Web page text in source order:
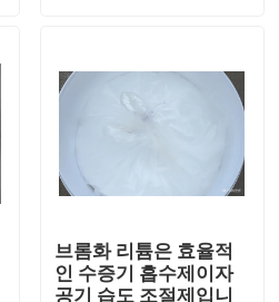
브롬화 리튬은 효율적
인 수증기 흡수제이자
공기 습도 조절제입니